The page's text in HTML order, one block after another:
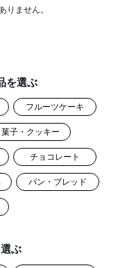
りません。
を選ぶ
フルーツケーキ
子・クッキー
チョコレート
パン・ブレッド
ぶ